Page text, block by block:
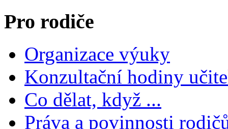
Pro rodiče
Organizace výuky
Konzultační hodiny
Co dělat, když ...
Práva a povinnosti